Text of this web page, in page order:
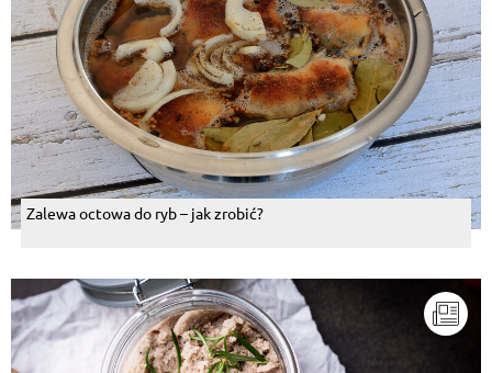
Zalewa octowa do ryb – jak zrobić?